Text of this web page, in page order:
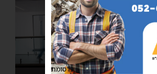
פרסומת